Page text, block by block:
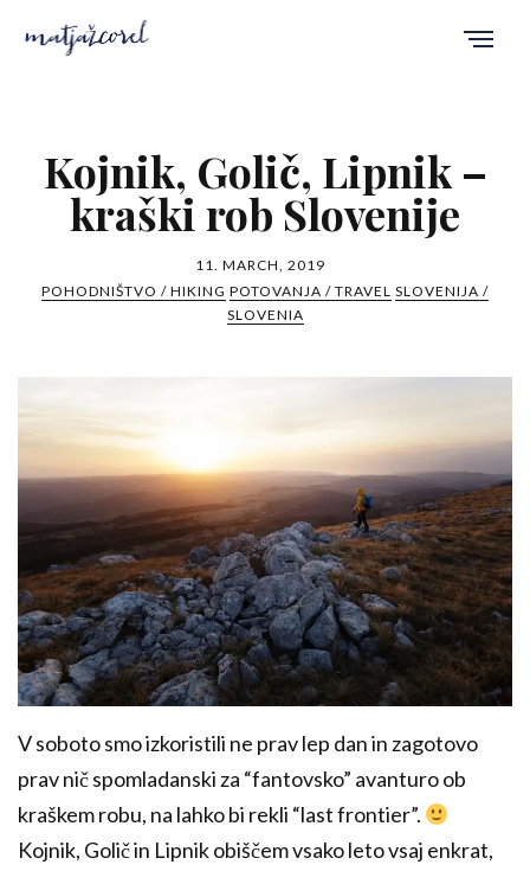
Kojnik, Golič, Lipnik –
kraški rob Slovenije
11. MARCH, 2019
POHODNIŠTVO / HIKING POTOVANJA / TRAVEL SLOVENIJA /
SLOVENIA
V soboto smo izkoristili ne prav lep dan in zagotovo
prav nič spomladanski za “fantovsko” avanturo ob
kraškem robu, na lahko bi rekli “last frontier”.
Kojnik, Golič in Lipnik obiščem vsako leto vsaj enkrat,